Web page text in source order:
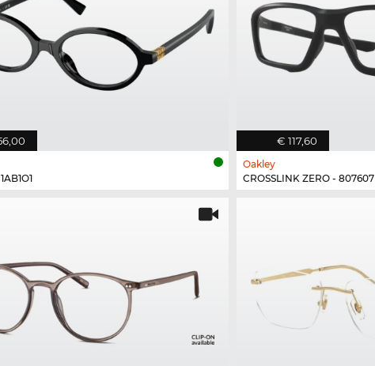
€ 117,60
Oakley
CROSSLINK ZERO - 807607